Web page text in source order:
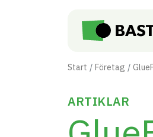
Start Företag
ARTIKLAR